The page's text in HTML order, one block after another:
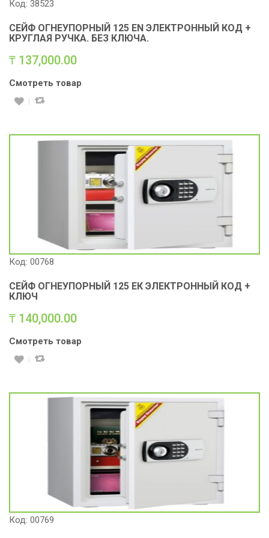
Код: 38523
СЕЙФ ОГНЕУПОРНЫЙ 125 ЕN ЭЛЕКТРОННЫЙ КОД +
КРУГЛАЯ РУЧКА. БЕЗ КЛЮЧА.
₸ 137,000.00
Смотреть товар
Код: 00768
СЕЙФ ОГНЕУПОРНЫЙ 125 ЕК ЭЛЕКТРОННЫЙ КОД +
КЛЮЧ
₸ 140,000.00
Смотреть товар
Код: 00769